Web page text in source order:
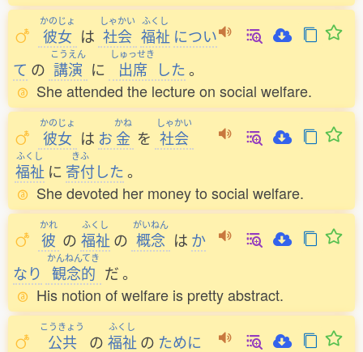
かのじょ
彼女 は
しゃかい
社会
ふくし
福祉 につい
て の
こうえん
講演 に
しゅっせき
出席 した 。
She attended the lecture on social welfare.
かのじょ
彼女 は お
かね
金 を
しゃかい
社会
ふくし
福祉 に
きふ
寄付した 。
She devoted her money to social welfare.
かれ
彼 の
ふくし
福祉 の
がいねん
概念 は か
なり
かんねんてき
観念的 だ。
His notion of welfare is pretty abstract.
こうきょう
公共 の
ふくし
福祉 の ために